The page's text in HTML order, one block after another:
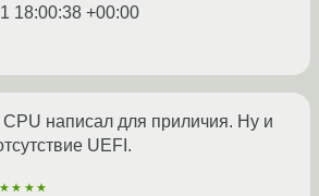
18:00:38 +00:00
написал для приличия. Ну и
UEFI.